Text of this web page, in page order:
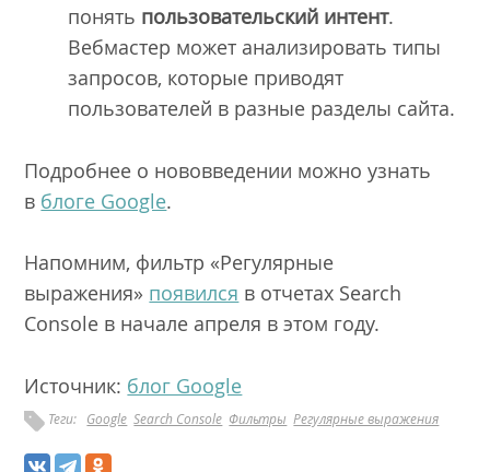
понять пользовательский интент.
Вебмастер может анализировать типы
запросов, которые приводят
пользователей в разные разделы сайта.
Подробнее о нововведении можно узнать
в блоге Google.
Напомним, фильтр «Регулярные
выражения» появился в отчетах Search
Console в начале апреля в этом году.
Источник: блог Google
Теги: Google Search Console Фильтры Регулярные выражения